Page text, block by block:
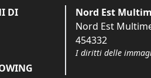
DI
Nord Est
Nord Est
454332
I diritti delle